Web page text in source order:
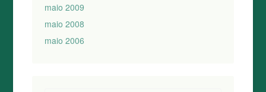
maio 2009
maio 2008
maio 2006